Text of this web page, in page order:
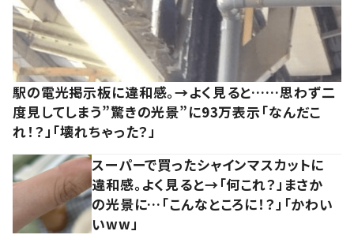
駅の電光掲示板に違和感。→よく見ると……思わず二
度見してしまう”驚きの光景”に93万表示「なんだこ
れ！？」「壊れちゃった？」
スーパーで買ったシャインマスカットに
違和感。よく見ると→「何これ？」まさか
の光景に…「こんなところに！？」「かわい
いww」